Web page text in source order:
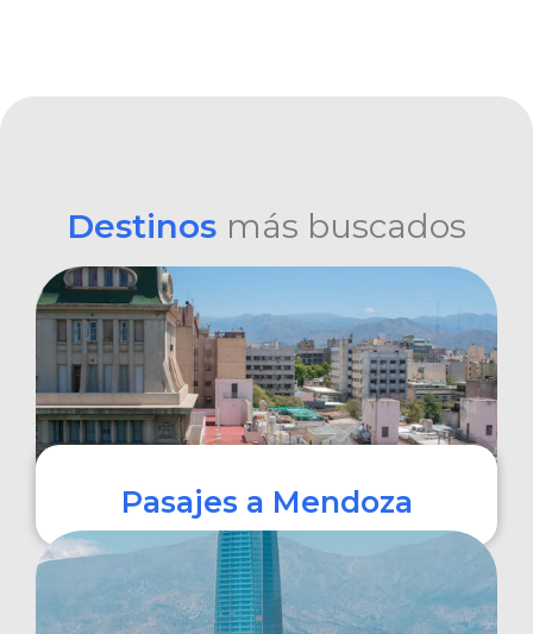
Destinos más buscados
Pasajes a Mendoza
COMPRAR